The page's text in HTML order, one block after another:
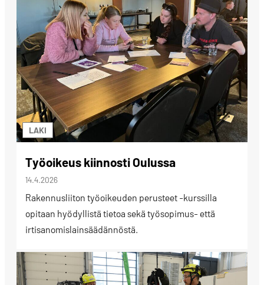
LAKI
Työoikeus kiinnosti Oulussa
14.4.2026
Rakennusliiton työoikeuden perusteet -kurssilla
opitaan hyödyllistä tietoa sekä työsopimus- että
irtisanomislainsäädännöstä.